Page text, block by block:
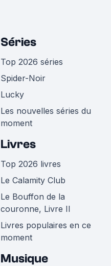
Séries
Top 2026 séries
Spider-Noir
Lucky
Les nouvelles séries du
moment
Livres
Top 2026 livres
Le Calamity Club
Le Bouffon de la
couronne, Livre II
Livres populaires en ce
moment
Musique